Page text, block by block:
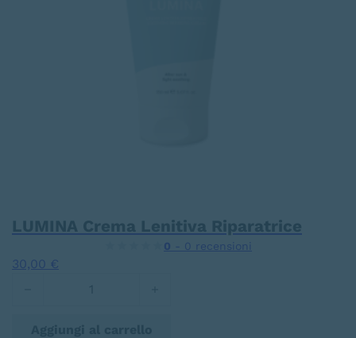
LUMINA Crema Lenitiva Riparatrice
0 - 0 recensioni
30,00 €